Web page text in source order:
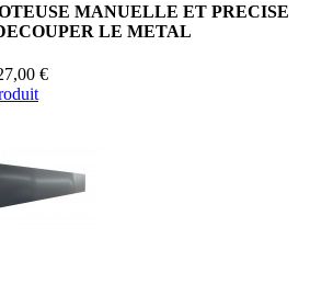
MANUELLE ET PRECISE
LE METAL
€